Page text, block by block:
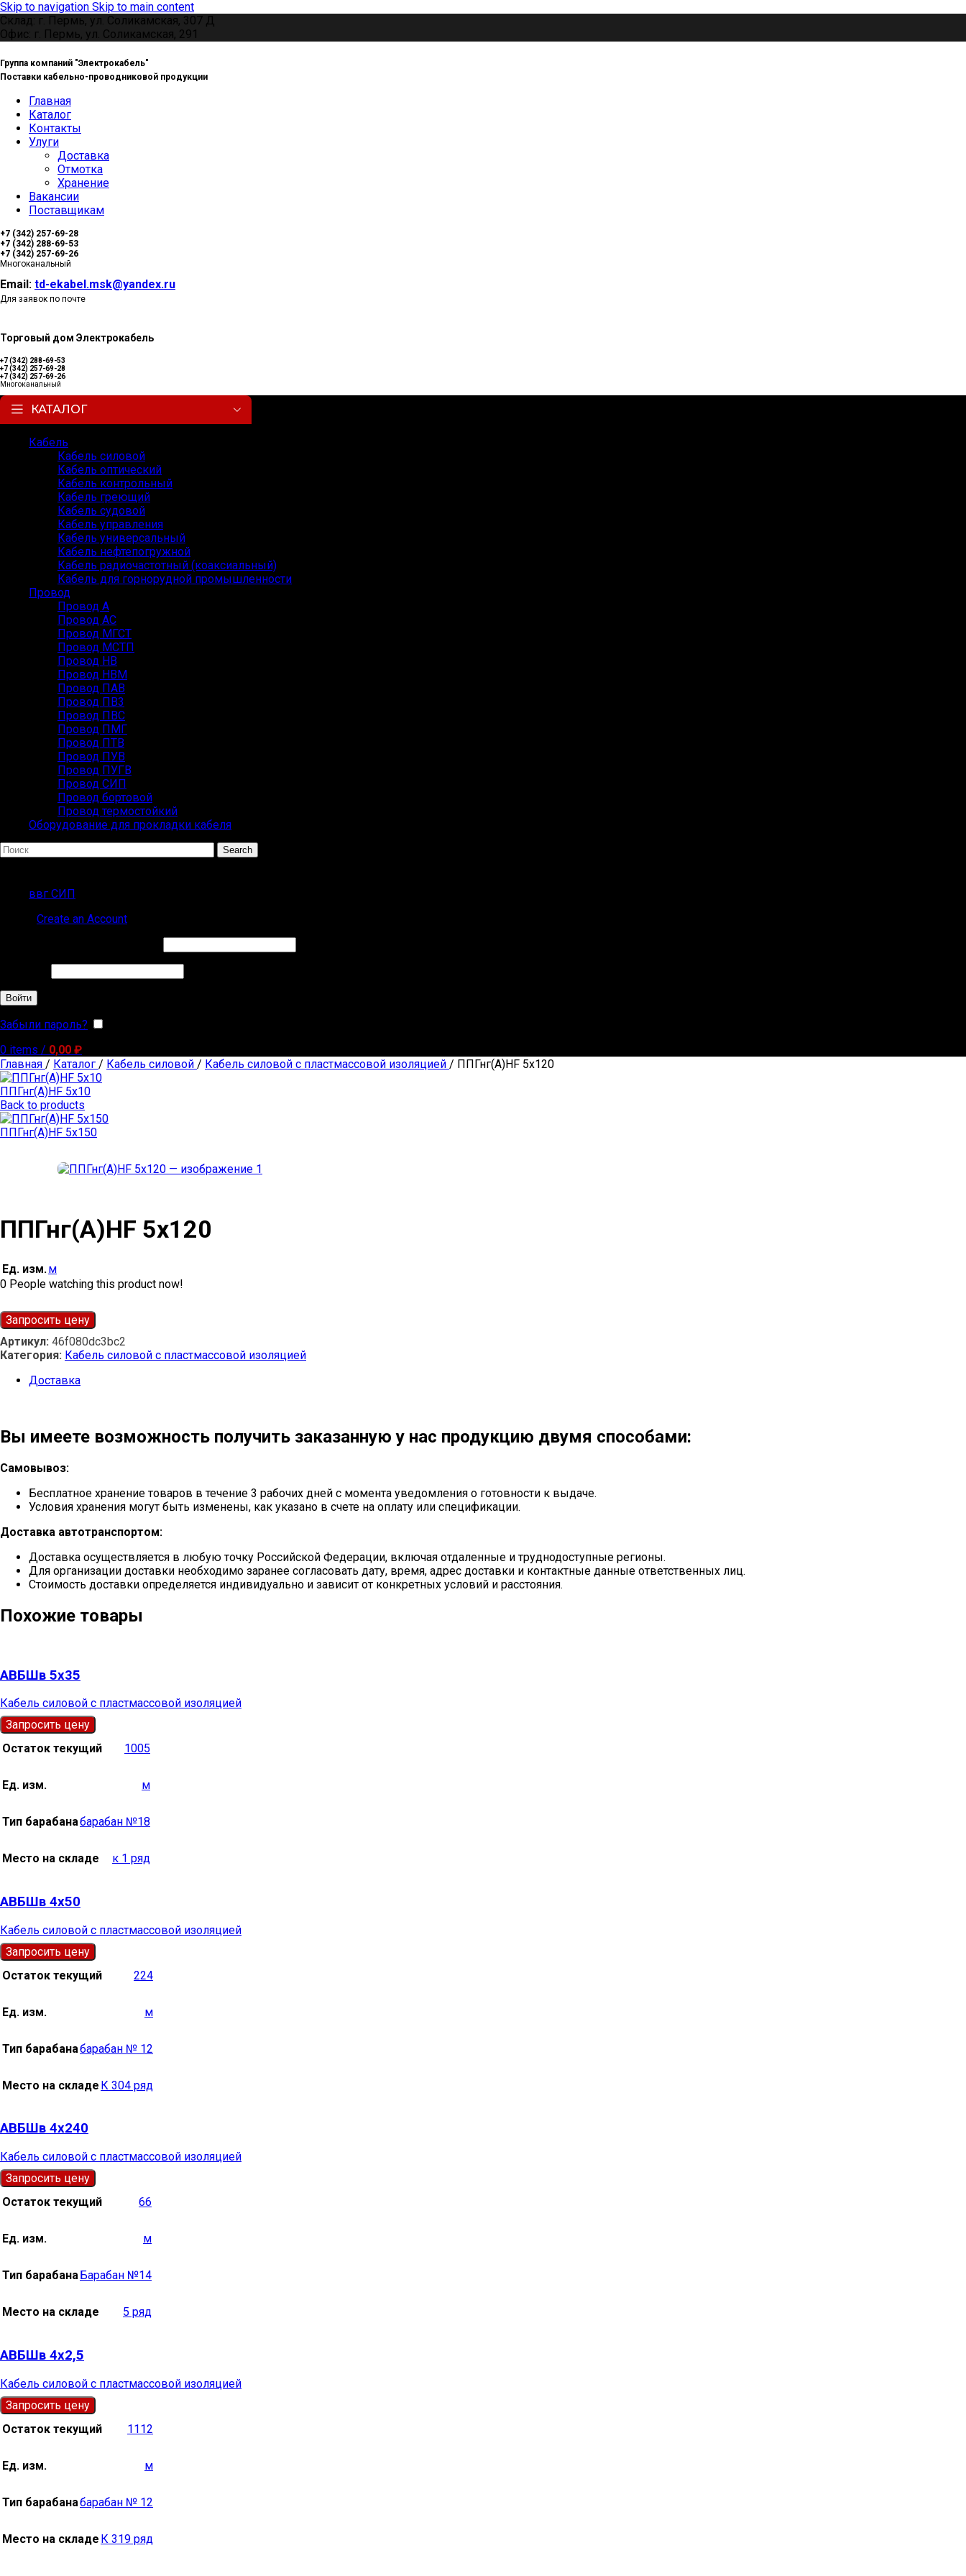
Skip to navigation Skip to main content
Склад: г. Пермь, ул. Соликамская, 307 Д
Офис: г. Пермь, ул. Соликамская, 291
Группа компаний "Электрокабель"
Поставки кабельно-проводниковой продукции
Главная
Каталог
Контакты
Улуги
Доставка
Отмотка
Хранение
Вакансии
Поставщикам
+7 (342) 257-69-28
+7 (342) 288-69-53
+7 (342) 257-69-26
Многоканальный
Email: td-ekabel.msk@yandex.ru
Для заявок по почте
Торговый дом Электрокабель
+7 (342) 288-69-53
+7 (342) 257-69-28
+7 (342) 257-69-26
Многоканальный
КАТАЛОГ
Кабель
Кабель силовой
Кабель оптический
Кабель контрольный
Кабель греющий
Кабель судовой
Кабель управления
Кабель универсальный
Кабель нефтепогружной
Кабель радиочастотный (коаксиальный)
Кабель для горнорудной промышленности
Провод
Провод А
Провод АС
Провод МГСТ
Провод МСТП
Провод НВ
Провод НВМ
Провод ПАВ
Провод ПВ3
Провод ПВС
Провод ПМГ
Провод ПТВ
Провод ПУВ
Провод ПУГВ
Провод СИП
Провод бортовой
Провод термостойкий
Оборудование для прокладки кабеля
Search
ввг СИП
Create an Account
Войти
Забыли пароль?
0 items / 0,00 ₽
Главная / Каталог / Кабель силовой / Кабель силовой с пластмассовой изоляцией / ППГнг(А)HF 5х120
ППГнг(А)HF 5х10
Back to products
ППГнг(А)HF 5х150
ППГнг(А)HF 5х120
Ед. изм.м
0 People watching this product now!
Запросить цену
Артикул: 46f080dc3bc2
Категория: Кабель силовой с пластмассовой изоляцией
Доставка
Вы имеете возможность получить заказанную у нас продукцию двумя способами:
Самовывоз:
Бесплатное хранение товаров в течение 3 рабочих дней с момента уведомления о готовности к выдаче.
Условия хранения могут быть изменены, как указано в счете на оплату или спецификации.
Доставка автотранспортом:
Доставка осуществляется в любую точку Российской Федерации, включая отдаленные и труднодоступные регионы.
Для организации доставки необходимо заранее согласовать дату, время, адрес доставки и контактные данные ответственных лиц.
Стоимость доставки определяется индивидуально и зависит от конкретных условий и расстояния.
Похожие товары
АВБШв 5х35
Кабель силовой с пластмассовой изоляцией
Запросить цену
Остаток текущий
1005
Ед. изм. м
Тип барабанабарабан №18
Место на складе к 1 ряд
АВБШв 4х50
Кабель силовой с пластмассовой изоляцией
Запросить цену
Остаток текущий
224
Ед. изм. м
Тип барабанабарабан № 12
Место на складе К 304 ряд
АВБШв 4х240
Кабель силовой с пластмассовой изоляцией
Запросить цену
Остаток текущий
66
Ед. изм. м
Тип барабана Барабан №14
Место на складе 5 ряд
АВБШв 4х2,5
Кабель силовой с пластмассовой изоляцией
Запросить цену
Остаток текущий
1112
Ед. изм. м
Тип барабанабарабан № 12
Место на складе К 319 ряд